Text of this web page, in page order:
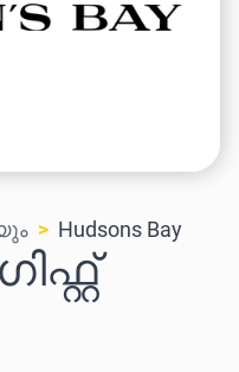
Hudsons Bay